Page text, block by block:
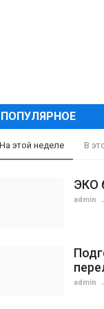
ПОПУЛЯРНОЕ
этой неделе В
ЭКО
admin
admin